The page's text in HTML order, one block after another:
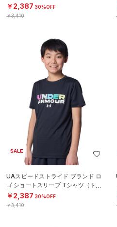
グ/BOYS）
￥2,387 30%OFF
￥3,410
SALE
UAスピードストライド ブランド ロ
ゴ ショートスリーブ Tシャツ（トレ
ーニング/BOYS）
￥2,387 30%OFF
￥3,410